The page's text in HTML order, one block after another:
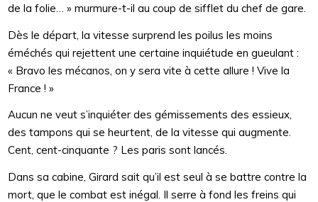
de la folie… » murmure-t-il au coup de sifflet du chef de gare.
Dès le départ, la vitesse surprend les poilus les moins
éméchés qui rejettent une certaine inquiétude en gueulant :
« Bravo les mécanos, on y sera vite à cette allure ! Vive la
France ! »
Aucun ne veut s’inquiéter des gémissements des essieux,
des tampons qui se heurtent, de la vitesse qui augmente.
Cent, cent-cinquante ? Les paris sont lancés.
Dans sa cabine, Girard sait qu’il est seul à se battre contre la
mort, que le combat est inégal. Il serre à fond les freins qui